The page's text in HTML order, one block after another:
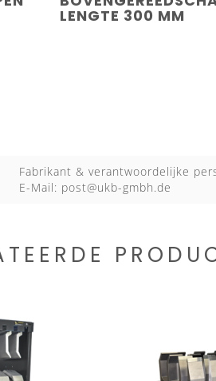
Fabrikant & verantwoordelijke
E-Mail: post@ukb-gmbh.de